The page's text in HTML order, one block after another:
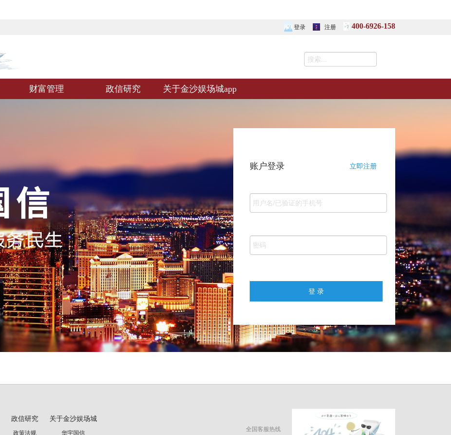
登录 注册 400-6926-158
财富管理 政信研究 关于金沙娱场城app
账户登录 立即注册
政信研究
政策法规
关于金沙娱场城
华宇国信
全国客服热线